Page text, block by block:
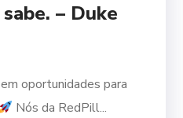
– Duke
oportunidades para
Nós da RedPill...